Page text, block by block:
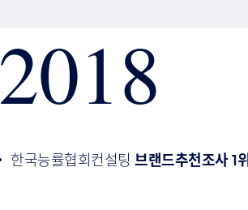
2018
한국능률협회컨설팅 브랜드추천조사 1위